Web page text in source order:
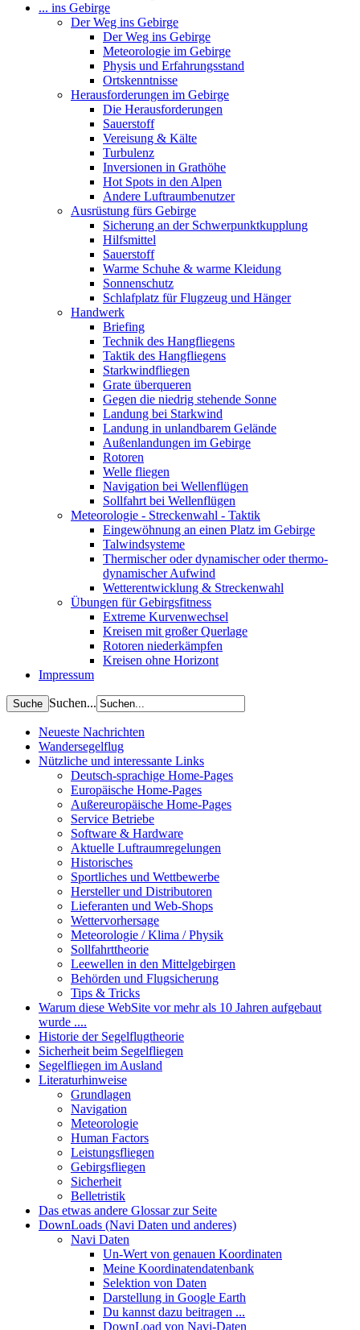
... ins Gebirge
Der Weg ins Gebirge
Der Weg ins Gebirge
Meteorologie im Gebirge
Physis und Erfahrungsstand
Ortskenntnisse
Herausforderungen im Gebirge
Die Herausforderungen
Sauerstoff
Vereisung & Kälte
Turbulenz
Inversionen in Grathöhe
Hot Spots in den Alpen
Andere Luftraumbenutzer
Ausrüstung fürs Gebirge
Sicherung an der Schwerpunktkupplung
Hilfsmittel
Sauerstoff
Warme Schuhe & warme Kleidung
Sonnenschutz
Schlafplatz für Flugzeug und Hänger
Handwerk
Briefing
Technik des Hangfliegens
Taktik des Hangfliegens
Starkwindfliegen
Grate überqueren
Gegen die niedrig stehende Sonne
Landung bei Starkwind
Landung in unlandbarem Gelände
Außenlandungen im Gebirge
Rotoren
Welle fliegen
Navigation bei Wellenflügen
Sollfahrt bei Wellenflügen
Meteorologie - Streckenwahl - Taktik
Eingewöhnung an einen Platz im Gebirge
Talwindsysteme
Thermischer oder dynamischer oder thermo-
dynamischer Aufwind
Wetterentwicklung & Streckenwahl
Übungen für Gebirgsfitness
Extreme Kurvenwechsel
Kreisen mit großer Querlage
Rotoren niederkämpfen
Kreisen ohne Horizont
Impressum
Suchen...
Neueste Nachrichten
Wandersegelflug
Nützliche und interessante Links
Deutsch-sprachige Home-Pages
Europäische Home-Pages
Außereuropäische Home-Pages
Service Betriebe
Software & Hardware
Aktuelle Luftraumregelungen
Historisches
Sportliches und Wettbewerbe
Hersteller und Distributoren
Lieferanten und Web-Shops
Wettervorhersage
Meteorologie / Klima / Physik
Sollfahrttheorie
Leewellen in den Mittelgebirgen
Behörden und Flugsicherung
Tips & Tricks
Warum diese WebSite vor mehr als 10 Jahren aufgebaut
wurde ....
Historie der Segelflugtheorie
Sicherheit beim Segelfliegen
Segelfliegen im Ausland
Literaturhinweise
Grundlagen
Navigation
Meteorologie
Human Factors
Leistungsfliegen
Gebirgsfliegen
Sicherheit
Belletristik
Das etwas andere Glossar zur Seite
DownLoads (Navi Daten und anderes)
Navi Daten
Un-Wert von genauen Koordinaten
Meine Koordinatendatenbank
Selektion von Daten
Darstellung in Google Earth
Du kannst dazu beitragen ...
DownLoad von Navi-Daten